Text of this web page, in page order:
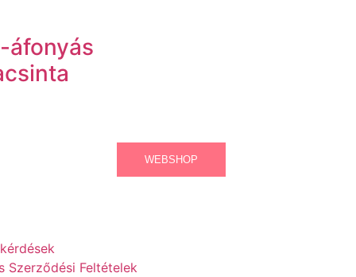
áfonyás
WEBSHOP
Szerződési Feltételek